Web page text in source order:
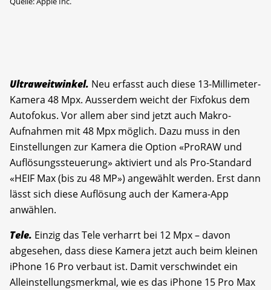
Ultraweitwinkel. Neu erfasst auch diese 13-Millimeter-
Kamera 48 Mpx. Ausserdem weicht der Fixfokus dem
Autofokus. Vor allem aber sind jetzt auch Makro-
Aufnahmen mit 48 Mpx möglich. Dazu muss in den
Einstellungen zur Kamera die Option «ProRAW und
Auflösungssteuerung» aktiviert und als Pro-Standard
«HEIF Max (bis zu 48 MP») angewählt werden. Erst dann
lässt sich diese Auflösung auch der Kamera-App
anwählen.
Tele. Einzig das Tele verharrt bei 12 Mpx – davon
abgesehen, dass diese Kamera jetzt auch beim kleinen
iPhone 16 Pro verbaut ist. Damit verschwindet ein
Alleinstellungsmerkmal, wie es das iPhone 15 Pro Max